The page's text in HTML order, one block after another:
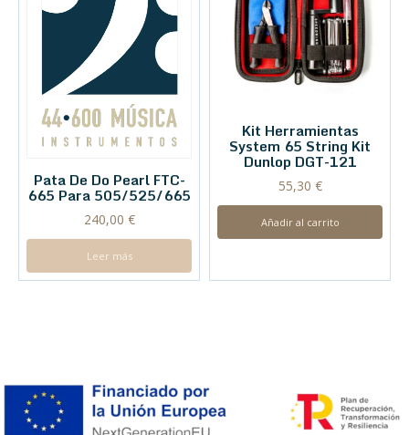
Pata De Do Pearl FTC-
665 Para 505/525/665
240,00 €
Leer más
Kit Herramientas
System 65 String Kit
Dunlop DGT-121
55,30 €
Añadir al carrito